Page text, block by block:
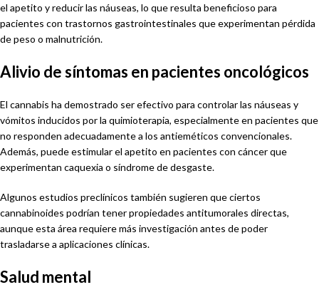
el apetito y reducir las náuseas, lo que resulta beneficioso para
pacientes con trastornos gastrointestinales que experimentan pérdida
de peso o malnutrición.
Alivio de síntomas en pacientes oncológicos
El cannabis ha demostrado ser efectivo para controlar las náuseas y
vómitos inducidos por la quimioterapia, especialmente en pacientes que
no responden adecuadamente a los antieméticos convencionales.
Además, puede estimular el apetito en pacientes con cáncer que
experimentan caquexia o síndrome de desgaste.
Algunos estudios preclínicos también sugieren que ciertos
cannabinoides podrían tener propiedades antitumorales directas,
aunque esta área requiere más investigación antes de poder
trasladarse a aplicaciones clínicas.
Salud mental